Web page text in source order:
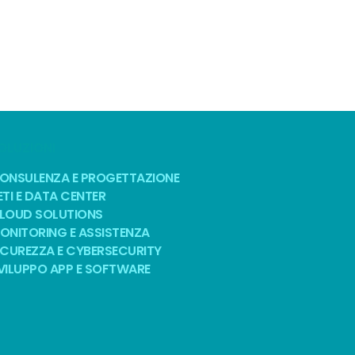
E PROGETTAZIONE
E DATA CENTER
SOLUTIONS
E ASSISTENZA
E CYBERSECURITY
APP E SOFTWARE